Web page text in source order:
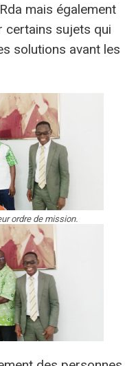
mais également
certains sujets qui
solutions avant les
ordre de mission.